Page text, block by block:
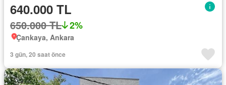
640.000 TL
650.000 TL 2%
Çankaya, Ankara
3 gün, 20 saat önce